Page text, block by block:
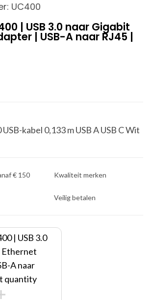
UC400
| USB 3.0 naar Gigabit
| USB-A naar RJ45 |
kabel 0,133 m USB A USB C Wit
€ 150 Kwaliteit merken
Veilig betalen
| USB 3.0
Ethernet
A naar
quantity